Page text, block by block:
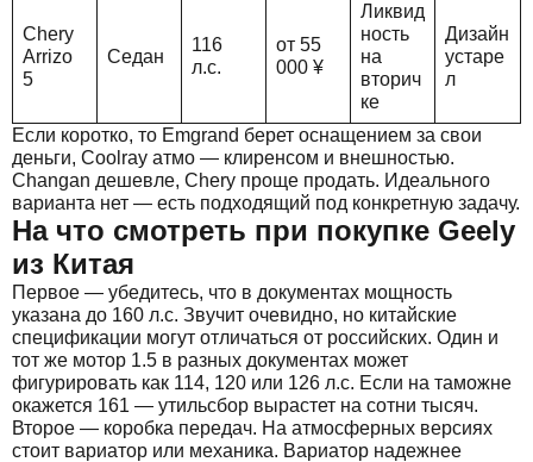
Chery
Arrizo
5
Седан
116
л.с.
от 55
000 ¥
Ликвид
ность
на
вторич
ке
Дизайн
устаре
л
Если коротко, то Emgrand берет оснащением за свои
деньги, Coolray атмо — клиренсом и внешностью.
Changan дешевле, Chery проще продать. Идеального
варианта нет — есть подходящий под конкретную задачу.
На что смотреть при покупке Geely
из Китая
Первое — убедитесь, что в документах мощность
указана до 160 л.с. Звучит очевидно, но китайские
спецификации могут отличаться от российских. Один и
тот же мотор 1.5 в разных документах может
фигурировать как 114, 120 или 126 л.с. Если на таможне
окажется 161 — утильсбор вырастет на сотни тысяч.
Второе — коробка передач. На атмосферных версиях
стоит вариатор или механика. Вариатор надежнее